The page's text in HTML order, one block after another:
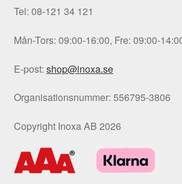
Tel: 08-121 34 121
Mån-Tors: 09:00-16:00, Fre: 09:00-
E-post: shop@inoxa.se
Organisationsnummer: 556795-3806
Copyright Inoxa AB 2026